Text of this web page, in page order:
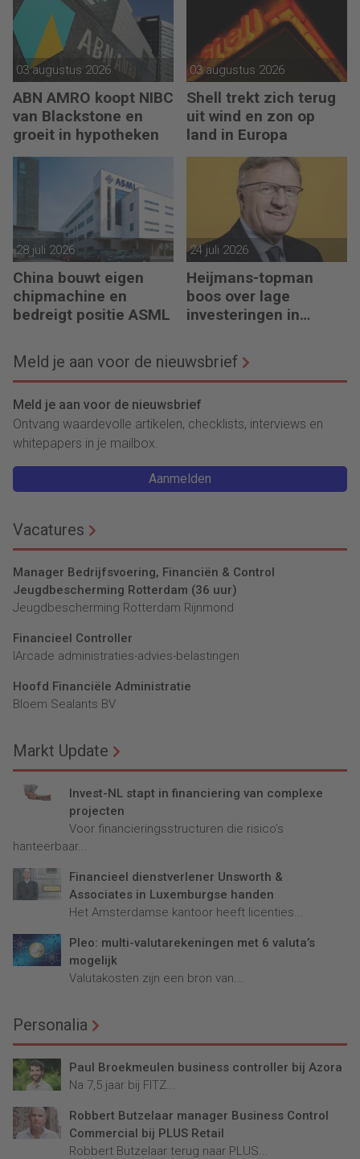
03 augustus 2026
ABN AMRO koopt NIBC
van Blackstone en
groeit in hypotheken
03 augustus 2026
Shell trekt zich terug
uit wind en zon op
land in Europa
28 juli 2026
China bouwt eigen
chipmachine en
bedreigt positie ASML
24 juli 2026
Heijmans-topman
boos over lage
investeringen in
Meld je aan voor de nieuwsbrief
Meld je aan voor de nieuwsbrief
Ontvang waardevolle artikelen, checklists, interviews en
whitepapers in je mailbox.
Aanmelden
Vacatures
Manager Bedrijfsvoering, Financiën & Control
Jeugdbescherming Rotterdam (36 uur)
Jeugdbescherming Rotterdam Rijnmond
Financieel Controller
lArcade administraties-advies-belastingen
Hoofd Financiële Administratie
Bloem Sealants BV
Markt Update
Invest-NL stapt in financiering van complexe
projecten
Voor financieringsstructuren die risico’s
hanteerbaar...
Financieel dienstverlener Unsworth &
Associates in Luxemburgse handen
Het Amsterdamse kantoor heeft licenties...
Pleo: multi-valutarekeningen met 6 valuta’s
mogelijk
Valutakosten zijn een bron van...
Personalia
Paul Broekmeulen business controller bij Azora
Na 7,5 jaar bij FITZ...
Robbert Butzelaar manager Business Control
Commercial bij PLUS Retail
Robbert Butzelaar terug naar PLUS...